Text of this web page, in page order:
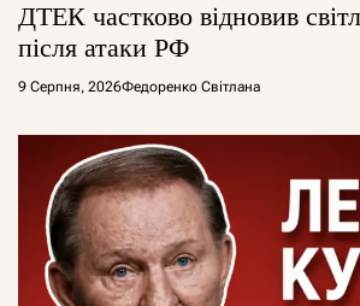
ДТЕК частково відновив
після атаки РФ
9 Серпня, 2026Федоренко Світлана